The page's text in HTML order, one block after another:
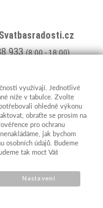
933(8:00 - 18:00)
Kyjov 69701
(více info)
využívají. Jednotlivé
níže v tabulce. Zvolte
ohledně výkonu
obraťte se prosím na
pro ochranu
jak bychom
osobních údajů. Budeme
tak moct Váš
Nastavení